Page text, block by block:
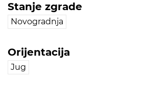
Stanje zgrade
Novogradnja
Orijentacija
Jug